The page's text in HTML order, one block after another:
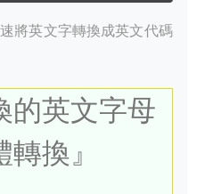
將英文字轉換成英文代碼